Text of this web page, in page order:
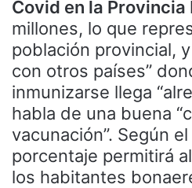
Covid en la Provincia
millones, lo que
población provincial,
con otros países”
inmunizarse llega
habla de una buena
vacunación”. Según
porcentaje permitirá
los habitantes